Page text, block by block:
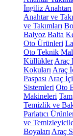
İngiliz Anahtarı
Anahtar ve
ve Takımları
Balyoz Balta
Oto Ürünleri
Oto Teknik
Küllükler Araç
Kokuları Araç
Paspası Araç
Sistemleri Oto
Makineleri
Temizlik ve
Parlatıcı
ve
Boyaları Araç